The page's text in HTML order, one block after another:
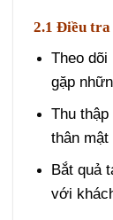
2.1 Điều tra
Theo
gặp
Thu
thân
Bắt quả
với